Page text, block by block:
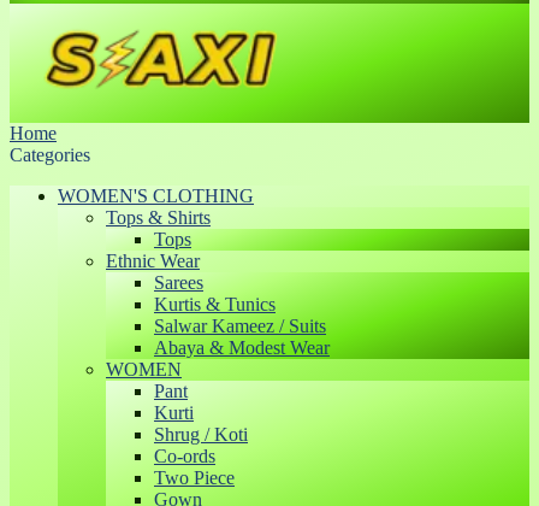
Home
Categories
WOMEN'S CLOTHING
Tops & Shirts
Tops
Ethnic Wear
Sarees
Kurtis & Tunics
Salwar Kameez / Suits
Abaya & Modest Wear
WOMEN
Pant
Kurti
Shrug / Koti
Co-ords
Two Piece
Gown